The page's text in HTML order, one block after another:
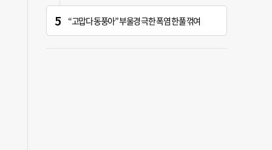
“고맙다 동풍아” 부울경 극한 폭염 한풀 꺾여